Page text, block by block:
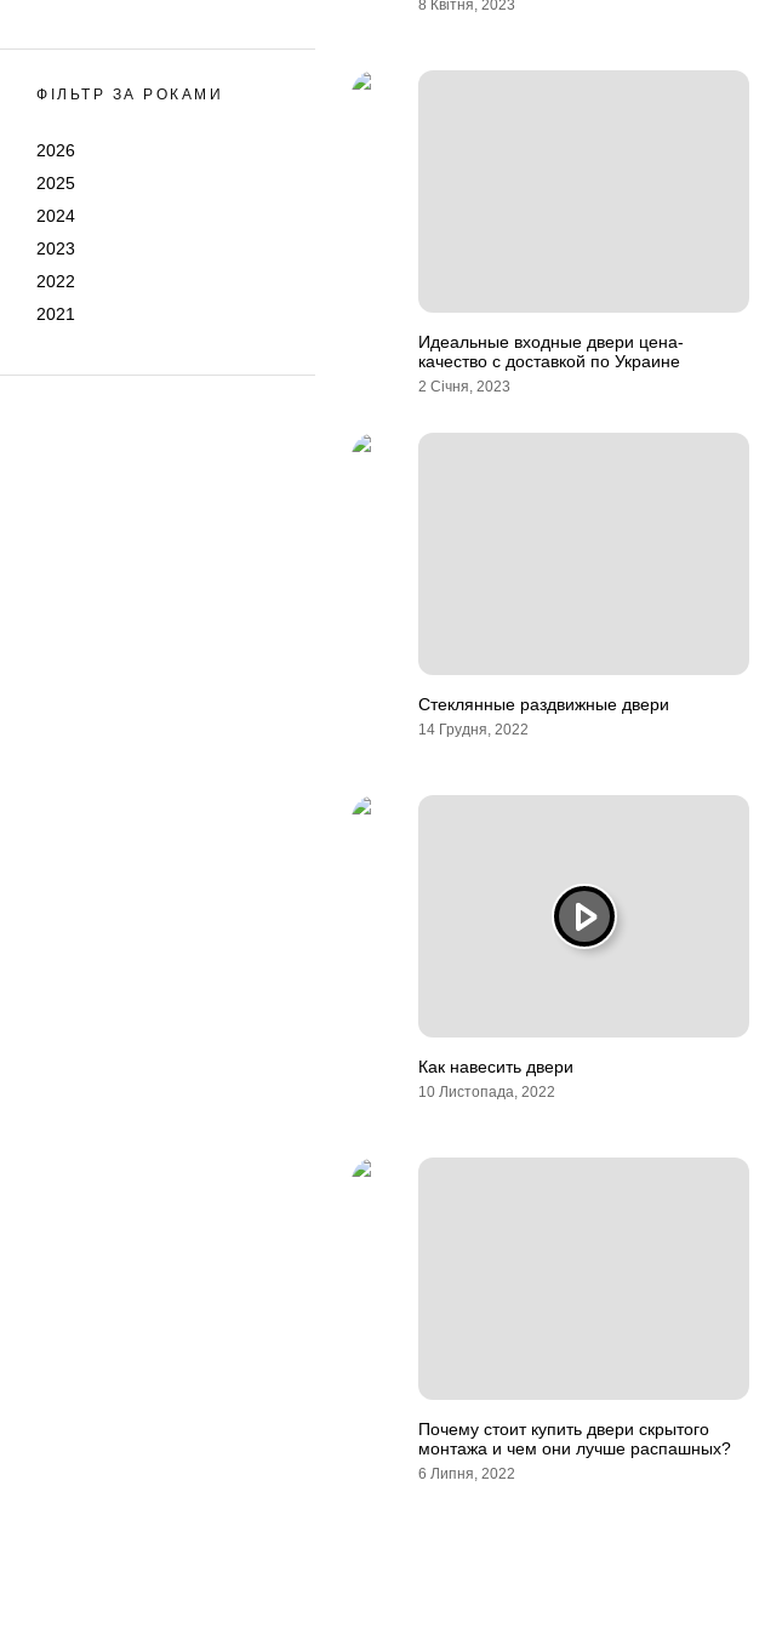
ФІЛЬТР ЗА РОКАМИ
2026
2025
2024
2023
2022
2021
8 Квітня, 2023
Идеальные входные двери цена-
качество с доставкой по Украине
2 Січня, 2023
Стеклянные раздвижные двери
14 Грудня, 2022
Как навесить двери
10 Листопада, 2022
Почему стоит купить двери скрытого
монтажа и чем они лучше распашных?
6 Липня, 2022